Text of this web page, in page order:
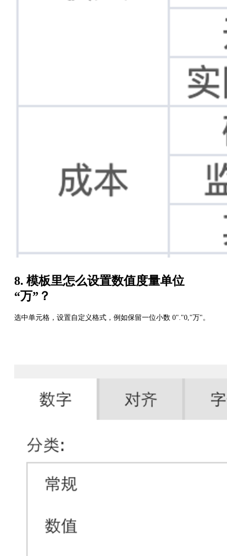
8. 模板里怎么设置数值度量单位
“万”？
选中单元格，设置自定义格式，例如保留一位小数 0"."0,"万"。